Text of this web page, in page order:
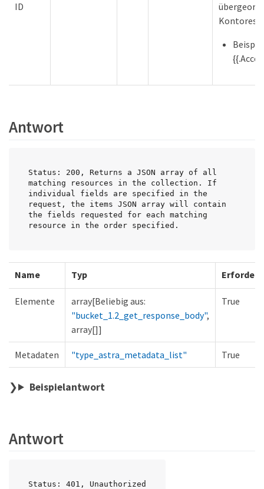
ID
Antwort
Status: 200, Returns a JSON array of all
matching resources in the collection. If
individual fields are specified in the
request, the items JSON array will contain
the fields requested for each matching
resource in the order specified.
Name Typ
Elemente
array[Beliebig aus:
"bucket_1.2_get_response_body",
array[]]
True
Metadaten "type_astra_metadata_list" True
Beispielantwort
Antwort
Status: 401, Unauthorized